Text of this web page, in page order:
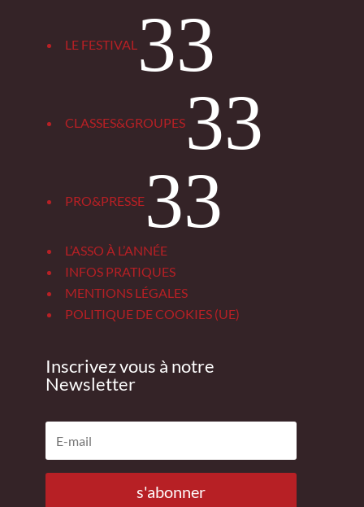
LE FESTIVAL 3
CLASSES&GROUPES 3
PRO&PRESSE 3
L’ASSO À L’ANNÉE
INFOS PRATIQUES
MENTIONS LÉGALES
POLITIQUE DE COOKIES (UE)
Inscrivez vous à notre
Newsletter
s'abonner